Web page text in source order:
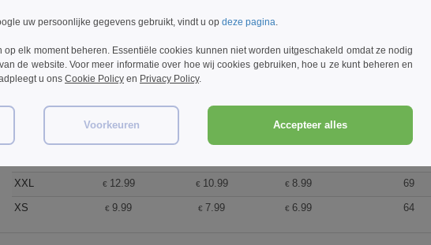
Maat 1-11 12-35 36 + Op voorraad
S €9.99 €
M 9.99 7.99 6.99 105
6.99
XXL € 12.99 € 10.99 €8.99 69
XS €9.99 € 7.99 €6.99 64
uw persoonlijke gegevens gebruikt, vindt u op deze pagina.
op elk moment beheren. Essentiële cookies kunnen niet worden uitgeschakeld omdat ze nodig
de website. Voor meer informatie over hoe wij cookies gebruiken, hoe u ze kunt beheren en
u ons Cookie Policy en Privacy Policy.
Voorkeuren Accepteer alles